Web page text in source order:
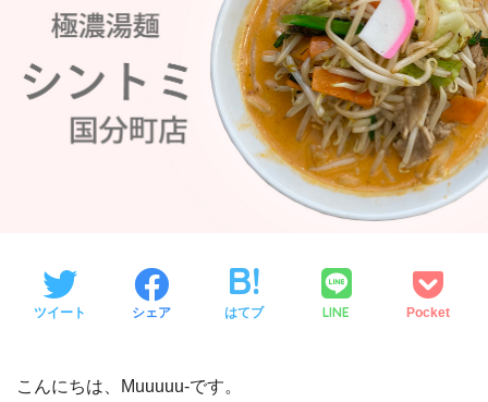
ツイート シェア はてブ LINE Pocket
こんにちは、Muuuuu-です。